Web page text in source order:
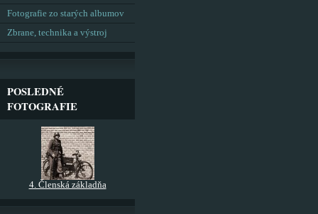
Fotografie zo starých albumov
Zbrane, technika a výstroj
POSLEDNÉ
FOTOGRAFIE
4. Členská základňa